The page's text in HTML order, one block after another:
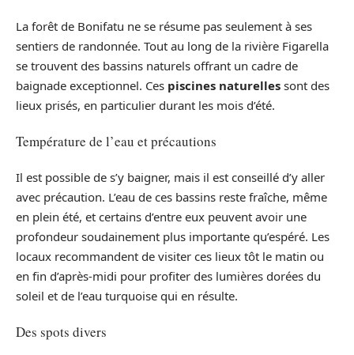
La forêt de Bonifatu ne se résume pas seulement à ses
sentiers de randonnée. Tout au long de la rivière Figarella
se trouvent des bassins naturels offrant un cadre de
baignade exceptionnel. Ces piscines naturelles sont des
lieux prisés, en particulier durant les mois d’été.
Température de l’eau et précautions
Il est possible de s’y baigner, mais il est conseillé d’y aller
avec précaution. L’eau de ces bassins reste fraîche, même
en plein été, et certains d’entre eux peuvent avoir une
profondeur soudainement plus importante qu’espéré. Les
locaux recommandent de visiter ces lieux tôt le matin ou
en fin d’après-midi pour profiter des lumières dorées du
soleil et de l’eau turquoise qui en résulte.
Des spots divers